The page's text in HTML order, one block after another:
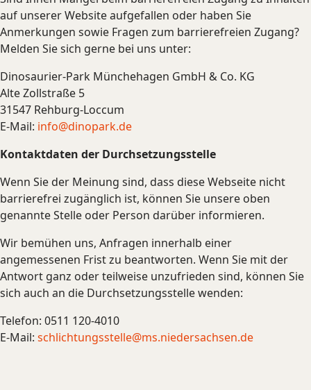
auf unserer Website aufgefallen oder haben Sie
Anmerkungen sowie Fragen zum barrierefreien Zugang?
Melden Sie sich gerne bei uns unter:
Dinosaurier-Park Münchehagen GmbH & Co. KG
Alte Zollstraße 5
31547 Rehburg-Loccum
E-Mail: info@dinopark.de
Kontaktdaten der Durchsetzungsstelle
Wenn Sie der Meinung sind, dass diese Webseite nicht
barrierefrei zugänglich ist, können Sie unsere oben
genannte Stelle oder Person darüber informieren.
Wir bemühen uns, Anfragen innerhalb einer
angemessenen Frist zu beantworten. Wenn Sie mit der
Antwort ganz oder teilweise unzufrieden sind, können Sie
sich auch an die Durchsetzungsstelle wenden:
Telefon: 0511 120-4010
E-Mail: schlichtungsstelle@ms.niedersachsen.de